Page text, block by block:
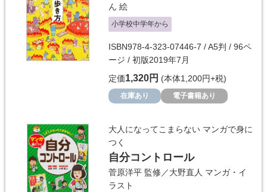
ん 絵
小学校中学年から
ISBN978-4-323-07446-7 / A5判 / 96ペ
ージ / 初版2019年7月
定価1,320円 (本体1,200円+税)
在庫あり 電子書籍あり
大人になってこまらない マンガで身に
つく
自分コントロール
菅原洋平 監修／大野直人 マンガ・イ
ラスト